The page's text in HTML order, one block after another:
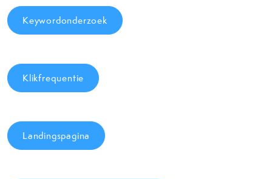
Keywordonderzoek
Klikfrequentie
Landingspagina